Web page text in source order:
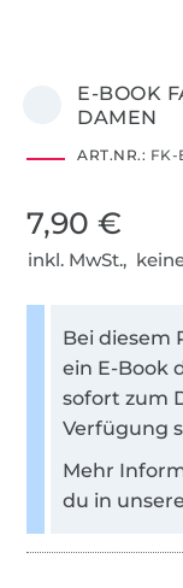
E-BOOK
DAMEN
ART.NR.: FK-
7,90 €
inkl. MwSt.,
Bei diesem
ein E-Book
sofort zum
Verfügung
Mehr
du in